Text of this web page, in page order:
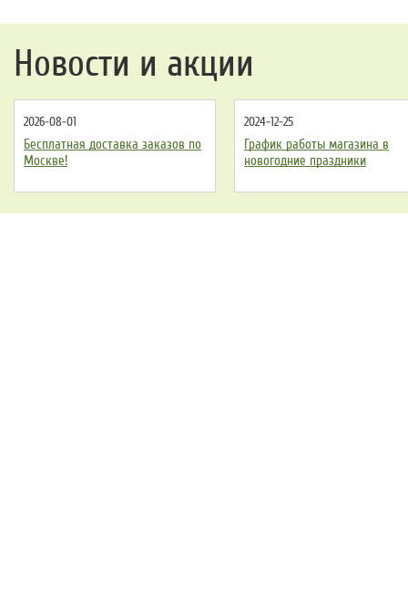
Новости и акции
2026-08-01
Бесплатная доставка заказов по
Москве!
2024-12-25
График работы магазина в
новогодние праздники